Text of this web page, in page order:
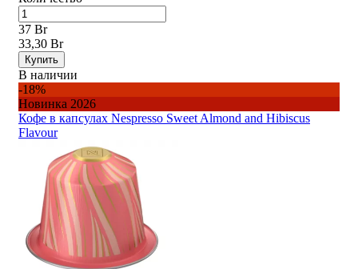
37 Br
33,30 Br
Купить
В наличии
-18%
Новинка 2026
Кофе в капсулах Nespresso Sweet Almond and Hibiscus
Flavour